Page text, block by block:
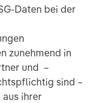
Daten bei der
zunehmend in
und –
sind –
ihrer